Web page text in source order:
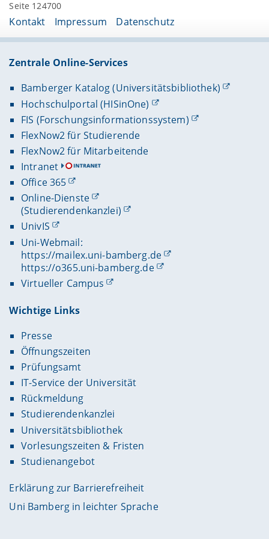
Seite 124700
Kontakt Impressum Datenschutz
Zentrale Online-Services
Bamberger Katalog (Universitätsbibliothek)
Hochschulportal (HISinOne)
FIS (Forschungsinformationssystem)
FlexNow2 für Studierende
FlexNow2 für Mitarbeitende
Intranet
Office 365
Online-Dienste
(Studierendenkanzlei)
UnivIS
Uni-Webmail:
https://mailex.uni-bamberg.de
https://o365.uni-bamberg.de
Virtueller Campus
Wichtige Links
Presse
Öffnungszeiten
Prüfungsamt
IT-Service der Universität
Rückmeldung
Studierendenkanzlei
Universitätsbibliothek
Vorlesungszeiten & Fristen
Studienangebot
Erklärung zur Barrierefreiheit
Uni Bamberg in leichter Sprache